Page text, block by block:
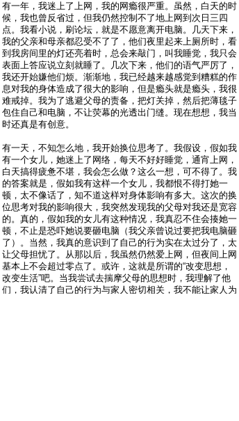
有一年，我迷上了上网，我的网瘾很严重。虽然，白天的时
候，我也曾反省过，但我仍然控制不了地上网到次日三四
点。我看小说，刷论坛，就是不愿意离开电脑。几天下来，
我的父亲和母亲都忍受不了了，他们夜里起来上厕所时，看
到我房间里的灯还亮着时，总会来敲门，叫我睡觉，我只会
表面上答应说立刻就睡了。几次下来，他们的语气严厉了，
我还开始嫌他们烦。渐渐地，我已经越来越感觉到糟糕的作
息对我的身体造成了很大的影响，但是瘾头就是瘾头，我很
难戒掉。我为了逃避父母的责备，把灯关掉，然后把薄毯子
包住自己和电脑，不让荧幕的光透出门缝。现在想想，我当
时还真是有创意。
有一天，不知怎么地，我开始换位思考了。我假设，假如我
有一个女儿，她迷上了网络，每天不好好睡觉，通宵上网，
白天搞得疲惫不堪，我会怎么做？这么一想，可不得了。我
的答案就是，假如我有这样一个女儿，我都恨不得打她一
顿，太不像话了，知不道这样对身体影响有多大。这次的换
位思考对我的影响很大，我突然发现我的父母对我还是宽容
的。真的，假如我的女儿有这种情况，我真忍不住会揍她一
顿，不止是恐吓她说要砸电脑（我父亲曾说过要把我电脑砸
了）。当然，我真的意识到了自己的行为实在太过分了，太
让父母担忧了。从那以后，我虽然仍然爱上网，但夜间上网
基本上不会超过零点了。或许，这就是所谓的“改变思想，
改变生活”吧。当我尝试去揣摩父母的思想时，我理解了他
们，我认清了自己的行为与家人密切相关，我不能让家人为